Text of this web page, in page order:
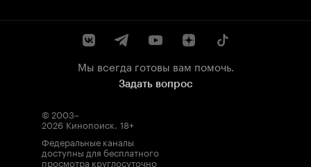
Мы всегда готовы вам помочь.
Задать вопрос
© 2003–
2026 Кинопоиск. 18+
Федеральные каналы
доступны для бесплатного
просмотра круглосуточно